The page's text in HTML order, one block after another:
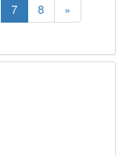
7 8 »